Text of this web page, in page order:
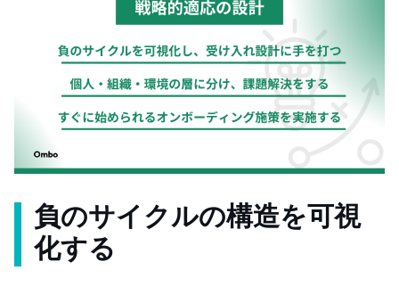
負のサイクルの構造を可視
化する